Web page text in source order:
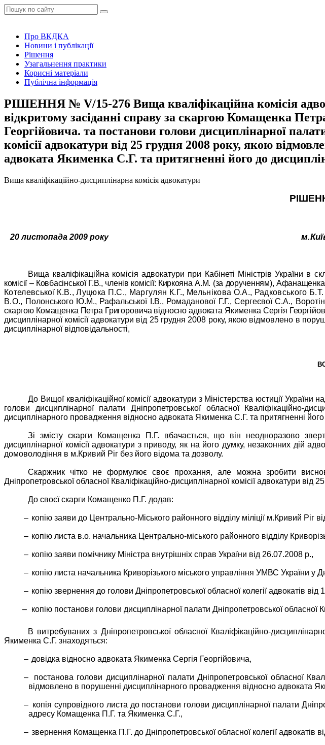
Про ВКДКА
Новини і публікації
Рішення
Узагальнення практики
Корисні матеріали
Публічна інформація
РІШЕННЯ № V/15-276 Вища кваліфікаційна комісія
відкритому засіданні справу за скаргою Комащенка
Георгійовича. та постанови голови дисциплінарної
комісії адвокатури від 25 грудня 2008 року, якою
адвоката Якименка С.Г. та притягненні його до
Вища кваліфікаційно-дисциплінарна комісія адвокатури
20 листопада 2009 року
Вища кваліфікаційна комісія адвокатури при Кабінеті Міністрів України в
комісії – Ковбасінської Г.В., членів комісії: Киркояна А.М. (за дорученням),
Котелевської К.В., Луцюка П.С., Маргулян К.Г., Мельнікова О.А., Радковського Б.Т.
В.О., Полонського Ю.М., Рафальської І.В., Ромаданової Г.Г., Сергеєвої С.А.,
скаргою Комащенка Петра Григоровича відносно адвоката Якименка Сергія
дисциплінарної комісії адвокатури від 25 грудня 2008 року, якою відмовлено в
дисциплінарної відповідальності,
До Вищої кваліфікаційної комісії адвокатури з Міністерства юстиції
голови дисциплінарної палати Дніпропетровської обласної Кваліфікаційно-
дисциплінарного провадження відносно адвоката Якименка С.Г. та притягненні його
Зі змісту скарги Комащенка П.Г. вбачається, що він неодноразово
дисциплінарної комісії адвокатури з приводу, як на його думку, незаконних дій
домоволодіння в м.Кривий Ріг без його відома та дозволу.
Скаржник чітко не формулює своє прохання, але можна зробити
Дніпропетровської обласної Кваліфікаційно-дисциплінарної комісії адвокатури від
До своєї скарги Комащенко П.Г. додав:
– копію заяви до Центрально-Міського районного відділу міліції м.Кривий Ріг
– копію листа в.о. начальника Центрально-міського районного відділу
– копію заяви помічнику Міністра внутрішніх справ України від 26.07.2008 р.,
– копію листа начальника Криворізького міського управління УМВС України у
– копію звернення до голови Дніпропетровської обласної колегії адвокатів від
– копію постанови голови дисциплінарної палати Дніпропетровської обласної
В витребуваних з Дніпропетровської обласної Кваліфікаційно-
Якименка С.Г. знаходяться:
– довідка відносно адвоката Якименка Сергія Георгійовича,
–
постанова голови дисциплінарної палати Дніпропетровської обласної
відмовлено в порушенні дисциплінарного провадження відносно адвоката
– копія супровідного листа до постанови голови дисциплінарної палати
адресу Комащенка П.Г. та Якименка С.Г.,
– звернення Комащенка П.Г. до Дніпропетровської обласної колегії адвокатів